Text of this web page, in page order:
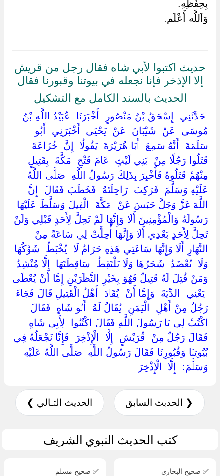
بِحِفْظِهِ.
وَاَللَّه أَعْلَم.
حديث اكتبوا لأبي شاه فقال رجل من قريش
إلا الإذخر فإنا نجعله في بيوتنا وقبورنا فقال
الحديث بالسند الكامل مع التشكيل
‏ ‏حَدَّثَنِي ‏ ‏إِسْحَقُ بْنُ مَنْصُورٍ ‏ ‏أَخْبَرَنَا ‏ ‏عُبَيْدُ اللَّهِ بْنُ
مُوسَى ‏ ‏عَنْ ‏ ‏شَيْبَانَ ‏ ‏عَنْ ‏ ‏يَحْيَى ‏ ‏أَخْبَرَنِي ‏ ‏أَبُو
سَلَمَةَ ‏ ‏أَنَّهُ سَمِعَ ‏ ‏أَبَا هُرَيْرَةَ ‏ ‏يَقُولُا ‏ ‏إِنَّ ‏ ‏خُزَاعَةَ ‏
‏قَتَلُوا رَجُلًا مِنْ ‏ ‏بَنِي لَيْثٍ ‏ ‏عَامَ فَتْحِ ‏ ‏مَكَّةَ ‏ ‏بِقَتِيلٍ
مِنْهُمْ قَتَلُوهُ فَأُخْبِرَ بِذَلِكَ رَسُولُ اللَّهِ ‏ ‏صَلَّى اللَّهُ
عَلَيْهِ وَسَلَّمَ ‏ ‏فَرَكِبَ ‏ ‏رَاحِلَتَهُ ‏ ‏فَخَطَبَ فَقَالَ ‏ ‏إِنَّ
اللَّهَ عَزَّ وَجَلَّ حَبَسَ عَنْ ‏ ‏مَكَّةَ ‏ ‏الْفِيلَ وَسَلَّطَ عَلَيْهَا
رَسُولَهُ وَالْمُؤْمِنِينَ أَلَا وَإِنَّهَا لَمْ تَحِلَّ لِأَحَدٍ قَبْلِي وَلَنْ
تَحِلَّ لِأَحَدٍ بَعْدِي أَلَا وَإِنَّهَا أُحِلَّتْ لِي سَاعَةً مِنْ
النَّهَارِ أَلَا وَإِنَّهَا سَاعَتِي هَذِهِ حَرَامٌ لَا ‏ ‏يُخْبَطُ ‏ ‏شَوْكُهَا
وَلَا ‏ ‏يُعْضَدُ ‏ ‏شَجَرُهَا وَلَا يَلْتَقِطُ ‏ ‏سَاقِطَتَهَا ‏ ‏إِلَّا مُنْشِدٌ
وَمَنْ قُتِلَ لَهُ قَتِيلٌ فَهُوَ بِخَيْرِ النَّظَرَيْنِ إِمَّا أَنْ يُعْطَى
‏ ‏يَعْنِي ‏ ‏الدِّيَةَ ‏ ‏وَإِمَّا أَنْ ‏ ‏يُقَادَ ‏ ‏أَهْلُ الْقَتِيلِ قَالَ فَجَاءَ
رَجُلٌ مِنْ أَهْلِ ‏ ‏الْيَمَنِ ‏ ‏يُقَالُ لَهُ ‏ ‏أَبُو شَاهٍ ‏ ‏فَقَالَ
اكْتُبْ لِي يَا رَسُولَ اللَّهِ فَقَالَ اكْتُبُوا ‏ ‏لِأَبِي شَاهٍ ‏
‏فَقَالَ رَجُلٌ مِنْ ‏ ‏قُرَيْشٍ ‏ ‏إِلَّا ‏ ‏الْإِذْخِرَ ‏ ‏فَإِنَّا نَجْعَلُهُ فِي
بُيُوتِنَا وَقُبُورِنَا فَقَالَ رَسُولُ اللَّهِ ‏ ‏صَلَّى اللَّهُ عَلَيْهِ
وَسَلَّمَ: ‏ ‏إِلَّا ‏ ‏الْإِذْخِرَ ‏
❮ الحديث السابق الحديث التـالي ❯
كتب الحديث النبوي الشريف
✅ صحيح البخاري ✅ صحيح مسلم